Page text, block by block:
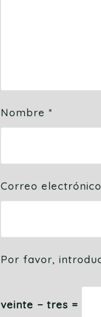
Nombre *
Correo electrónico
Por favor,
veinte − tres =